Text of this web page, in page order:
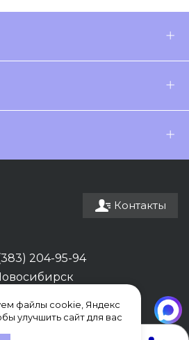
Контакты
204-95-94
файлы cookie, Яндекс
улучшить сайт для вас